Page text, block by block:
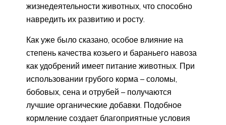
жизнедеятельности животных, что способно
навредить их развитию и росту.
Как уже было сказано, особое влияние на
степень качества козьего и бараньего навоза
как удобрений имеет питание животных. При
использовании грубого корма – соломы,
бобовых, сена и отрубей – получаются
лучшие органические добавки. Подобное
кормление создает благоприятные условия